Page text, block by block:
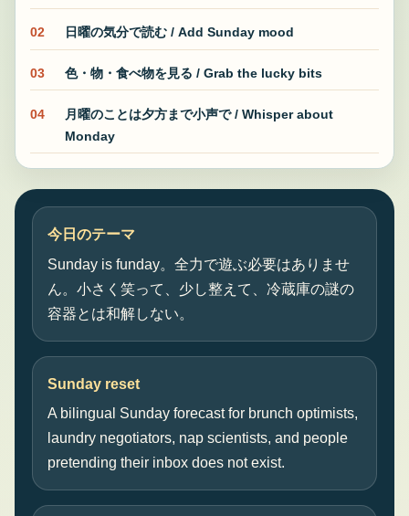
02 日曜の気分で読む / Add Sunday mood
03 色・物・食べ物を見る / Grab the lucky bits
04
月曜のことは夕方まで小声で / Whisper about
Monday
今日のテーマ
Sunday is funday。全力で遊ぶ必要はありませ
ん。小さく笑って、少し整えて、冷蔵庫の謎の
容器とは和解しない。
Sunday reset
A bilingual Sunday forecast for brunch optimists,
laundry negotiators, nap scientists, and people
pretending their inbox does not exist.